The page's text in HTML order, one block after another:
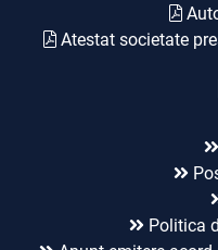
Atestat societate
Politica